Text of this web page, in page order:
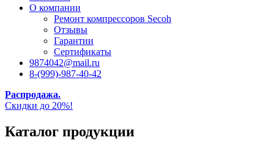
О компании
Ремонт компрессоров Secoh
Отзывы
Гарантии
Сертификаты
9874042@mail.ru
8-(999)-987-40-42
Распродажа.
Скидки до 20%!
Каталог продукции